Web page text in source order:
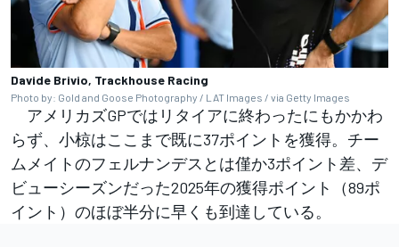
Davide Brivio, Trackhouse Racing
Photo by: Gold and Goose Photography / LAT Images / via Getty Images
アメリカズGPではリタイアに終わったにもかかわ
らず、小椋はここまで既に37ポイントを獲得。チー
ムメイトのフェルナンデスとは僅か3ポイント差、デ
ビューシーズンだった2025年の獲得ポイント（89ポ
イント）のほぼ半分に早くも到達している。